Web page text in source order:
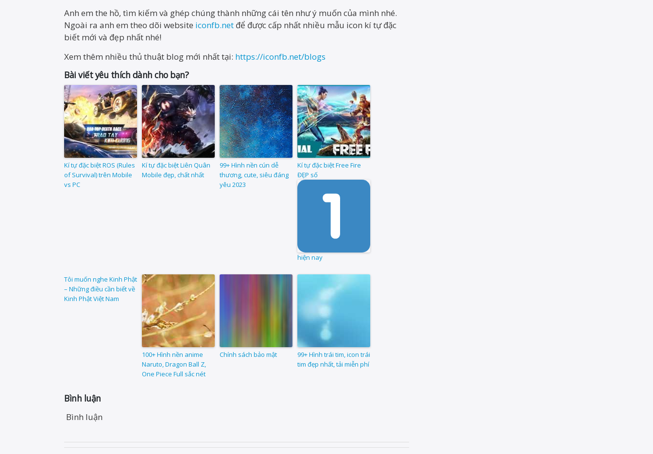
Anh em the hồ, tìm kiếm và ghép chúng thành những cái tên như ý muốn của mình nhé.
Ngoài ra anh em theo dõi website iconfb.net để được cấp nhất nhiều mẫu icon kí tự đặc
biết mới và đẹp nhất nhé!
Xem thêm nhiều thủ thuật blog mới nhất tại: https://iconfb.net/blogs
Bài viết yêu thích dành cho bạn?
Kí tự đặc biệt ROS (Rules
of Survival) trên Mobile
vs PC
Kí tự đặc biệt Liên Quân
Mobile đẹp, chất nhất
99+ Hình nền cún dễ
thương, cute, siêu đáng
yêu 2023
Kí tự đặc biệt Free Fire
ĐẸP số
hiện nay
Tôi muốn nghe Kinh Phật
– Những điều cần biết về
Kinh Phật Việt Nam
100+ Hình nền anime
Naruto, Dragon Ball Z,
One Piece Full sắc nét
Chính sách bảo mật
99+ Hình trái tim, icon trái
tim đẹp nhất, tải miễn phí
Bình luận
Bình luận